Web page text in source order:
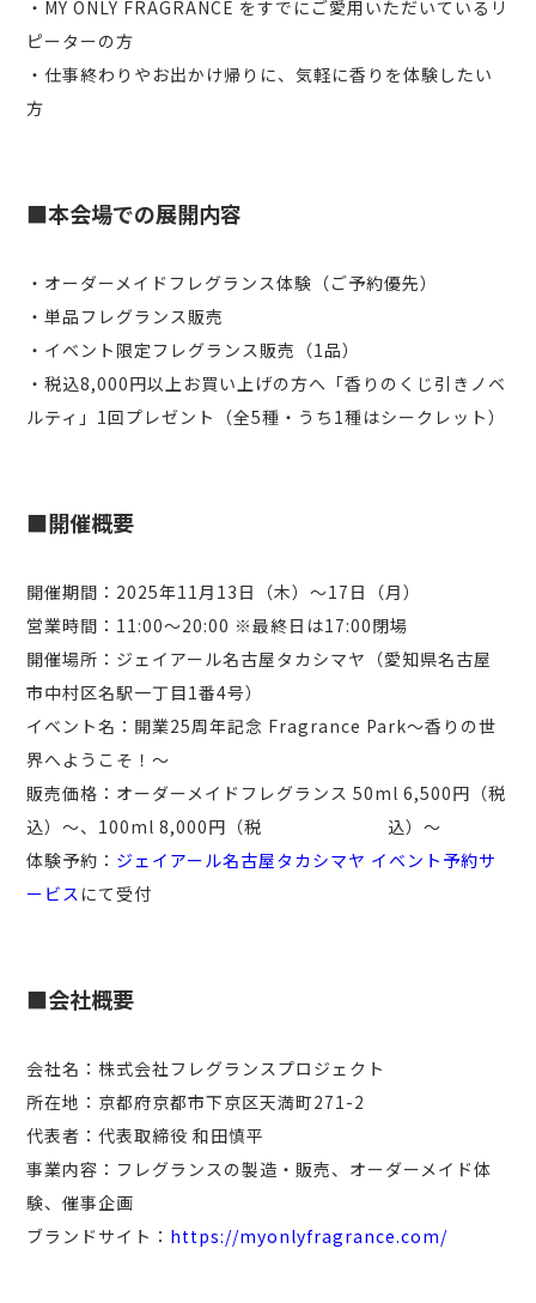
・MY ONLY FRAGRANCE をすでにご愛用いただいているリ
ピーターの方
・仕事終わりやお出かけ帰りに、気軽に香りを体験したい
方
■本会場での展開内容
・オーダーメイドフレグランス体験（ご予約優先）
・単品フレグランス販売
・イベント限定フレグランス販売（1品）
・税込8,000円以上お買い上げの方へ「香りのくじ引きノベ
ルティ」1回プレゼント（全5種・うち1種はシークレット）
■開催概要
開催期間：2025年11月13日（木）〜17日（月）
営業時間：11:00〜20:00 ※最終日は17:00閉場
開催場所：ジェイアール名古屋タカシマヤ（愛知県名古屋
市中村区名駅一丁目1番4号）
イベント名：開業25周年記念 Fragrance Park～香りの世
界へようこそ！～
販売価格：オーダーメイドフレグランス 50ml 6,500円（税
込）〜、100ml 8,000円（税 込）〜
体験予約： ジェイアール名古屋タカシマヤ イベント予約サ
ービス にて受付
■会社概要
会社名：株式会社フレグランスプロジェクト
所在地：京都府京都市下京区天満町271-2
代表者：代表取締役 和田慎平
事業内容：フレグランスの製造・販売、オーダーメイド体
験、催事企画
ブランドサイト： https://myonlyfragrance.com/